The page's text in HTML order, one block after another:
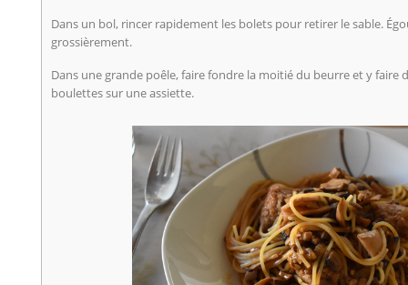
Dans un bol, rincer rapidement les bolets pour retirer le sable.
grossièrement.
Dans une grande poêle, faire fondre la moitié du beurre et y faire
boulettes sur une assiette.